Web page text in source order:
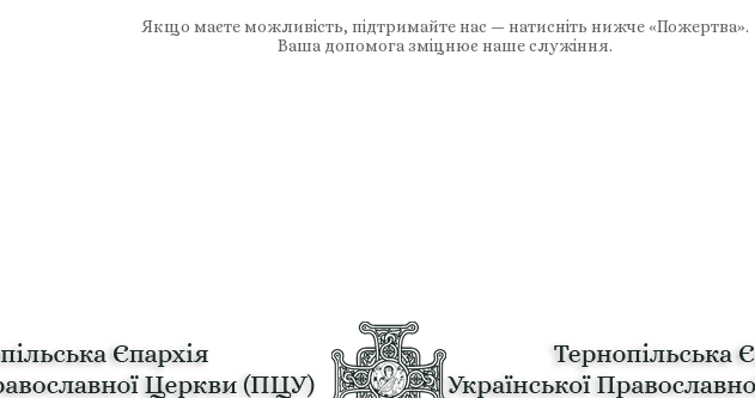
Якщо маєте можливість, підтримайте нас — натисніть нижче «Пожертва».
Ваша допомога зміцнює наше служіння.